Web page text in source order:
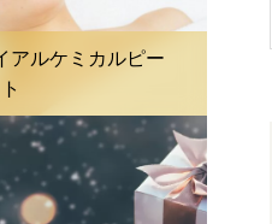
アルケミカルピー